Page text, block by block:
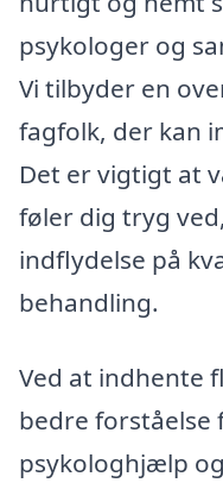
psykologer og
Vi tilbyder en
fagfolk, der kan
Det er vigtigt at
føler dig tryg
indflydelse på
behandling.
Ved at indhente
bedre forståelse
psykologhjælp